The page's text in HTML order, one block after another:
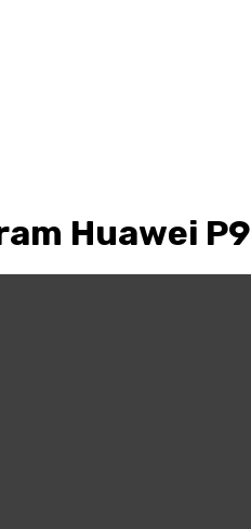
Huawei P9